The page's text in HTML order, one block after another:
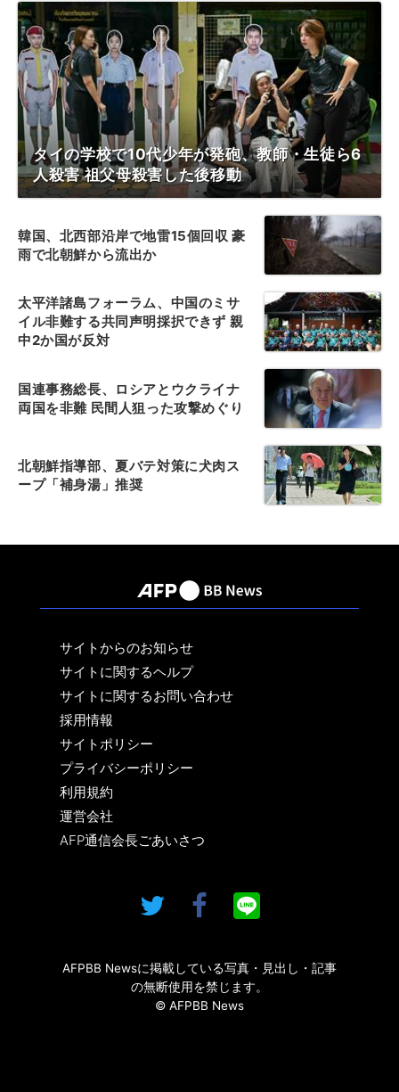
タイの学校で10代少年が発砲、教師・生徒ら6
人殺害 祖父母殺害した後移動
韓国、北西部沿岸で地雷15個回収 豪
雨で北朝鮮から流出か
太平洋諸島フォーラム、中国のミサ
イル非難する共同声明採択できず 親
中2か国が反対
国連事務総長、ロシアとウクライナ
両国を非難 民間人狙った攻撃めぐり
北朝鮮指導部、夏バテ対策に犬肉ス
ープ「補身湯」推奨
サイトからのお知らせ
サイトに関するヘルプ
サイトに関するお問い合わせ
採用情報
サイトポリシー
プライバシーポリシー
利用規約
運営会社
AFP通信会長ごあいさつ
AFPBB Newsに掲載している写真・見出し・記事
の無断使用を禁じます。
© AFPBB News